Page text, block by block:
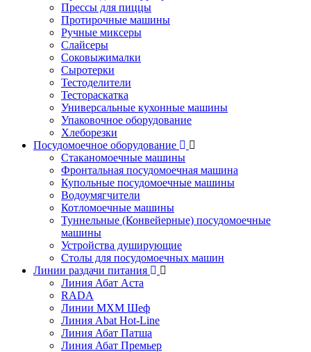
Прессы для пиццы
Протирочные машины
Ручные миксеры
Слайсеры
Соковыжималки
Сыротерки
Тестоделители
Тестораскатка
Универсальные кухонные машины
Упаковочное оборудование
Хлеборезки
Посудомоечное оборудование
Стаканомоечные машины
Фронтальная посудомоечная машина
Купольные посудомоечные машины
Водоумягчители
Котломоечные машины
Туннельные (Конвейерные) посудомоечные
машины
Устройства душирующие
Столы для посудомоечных машин
Линии раздачи питания
Линия Абат Аста
RADA
Линии МХМ Шеф
Линия Abat Hot-Line
Линия Абат Патша
Линия Абат Премьер